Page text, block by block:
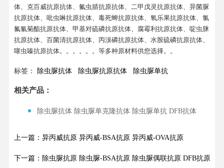
体、克百威抗原抗体、氟虫腈抗原抗体、二甲戊灵抗原抗体、异菌脲
抗原抗体、吡虫啉抗原抗体、毒死蜱抗原抗体、氧乐果抗原抗体、氯
氟氰菊酯抗原抗体、甲基对硫磷抗原抗体、腐霉利抗原抗体、啶虫脒
抗原抗体、百菌清抗原抗体、丙溴磷抗原抗体、水胺硫磷抗原抗体、
噻虫嗪抗原抗体。。。。。。等多种原材料供您选择。。
标签： 除虫脲抗体 除虫脲抗原抗体 除虫脲单抗
相关产品：
除虫脲抗体 除虫脲单克隆抗体 除虫脲单抗 DFB抗体
上一篇：异丙威抗原 异丙威-BSA抗原 异丙威-OVA抗原
下一篇：除虫脲抗原 除虫脲-BSA抗原 除虫脲偶联抗原 DFB抗原